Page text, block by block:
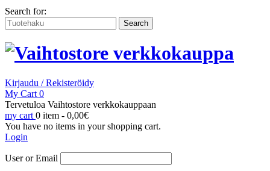
Search for:
Kirjaudu / Rekisteröidy
My Cart 0
Tervetuloa Vaihtostore verkkokauppaan
my cart 0 item - 0,00€
You have no items in your shopping cart.
Login
User or Email